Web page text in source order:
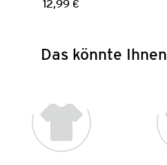
Preis:
12,99 €
Das könnte